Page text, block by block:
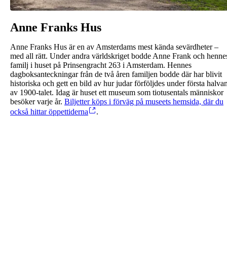
Anne Franks Hus
Anne Franks Hus är en av Amsterdams mest kända sevärdheter –
med all rätt. Under andra världskriget bodde Anne Frank och
familj i huset på Prinsengracht 263 i Amsterdam. Hennes
dagboksanteckningar från de två åren familjen bodde där har blivit
historiska och gett en bild av hur judar förföljdes under första
av 1900-talet. Idag är huset ett museum som tiotusentals människor
besöker varje år. Biljetter köps i förväg på museets hemsida, där du
också hittar öppettiderna
.